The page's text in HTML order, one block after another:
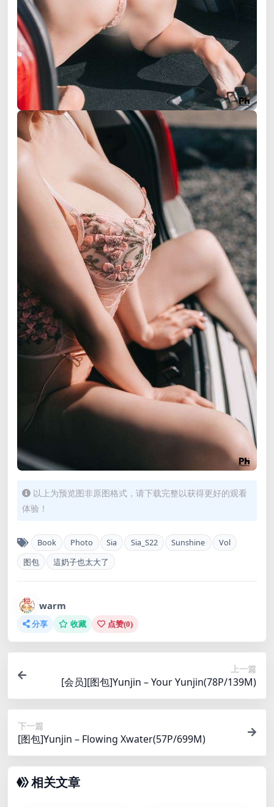
以上为预览图非原图格式，请下载完整以获得更好的观看
体验！
Book Photo Sia Sia_S22 Sunshine
Vol
图包
這奶子也太大了
warm
分享 收藏 点赞(0)
上一篇
[会员][图包]Yunjin – Your Yunjin(78P/139M)
下一篇
[图包]Yunjin – Flowing Xwater(57P/699M)
相关文章